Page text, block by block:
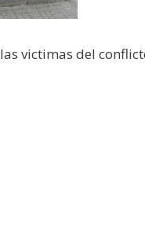
victimas del